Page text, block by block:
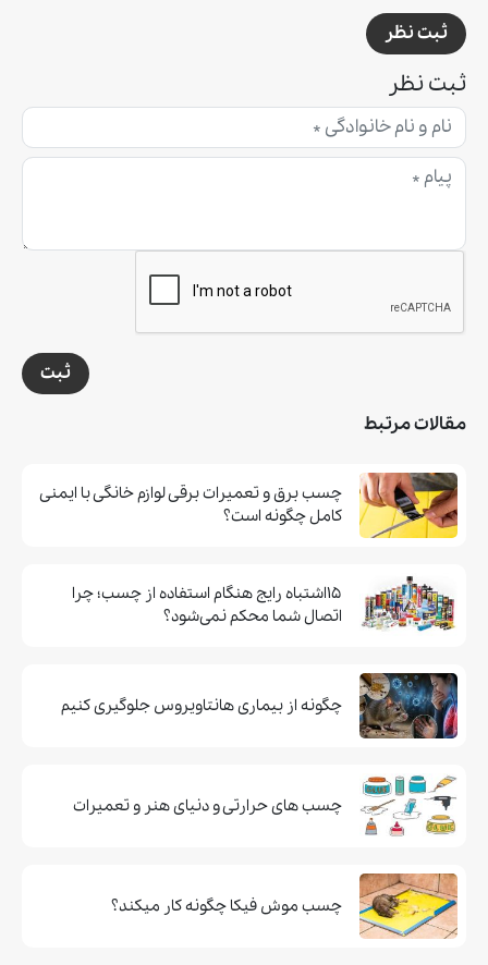
ثبت نظر
ثبت نظر
ثبت
مقالات مرتبط
چسب برق و تعمیرات برقی لوازم خانگی با ایمنی
کامل چگونه است؟
۱۵اشتباه رایج هنگام استفاده از چسب؛ چرا
اتصال شما محکم نمی‌شود؟
چگونه از بیماری هانتاویروس جلوگیری کنیم
چسب های حرارتی و دنیای هنر و تعمیرات
چسب موش فيكا چگونه كار ميكند؟